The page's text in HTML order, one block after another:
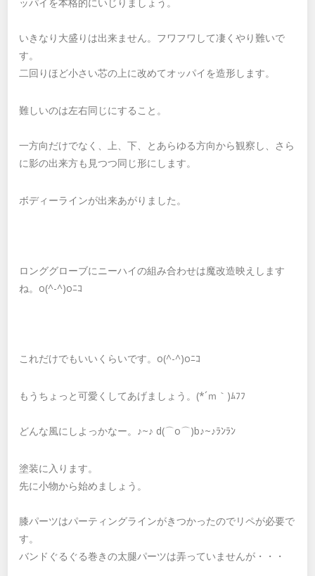
いきなり大盛りは出来ません。フワフワして凄くやり難いで
す。
二回りほど小さい芯の上に改めてオッパイを造形します。
難しいのは左右同じにすること。
一方向だけでなく、上、下、とあらゆる方向から観察し、さら
に影の出来方も見つつ同じ形にします。
ボディーラインが出来あがりました。
ロンググローブにニーハイの組み合わせは魔改造映えします
ね。o(^-^)oﾆｺ
これだけでもいいくらいです。o(^-^)oﾆｺ
もうちょっと可愛くしてあげましょう。(*´ｍ｀)ﾑﾌﾌ
どんな風にしよっかなー。♪~♪ d(⌒o⌒)b♪~♪ﾗﾝﾗﾝ
塗装に入ります。
先に小物から始めましょう。
膝パーツはパーティングラインがきつかったのでリペが必要で
す。
バンドぐるぐる巻きの太腿パーツは弄っていませんが・・・